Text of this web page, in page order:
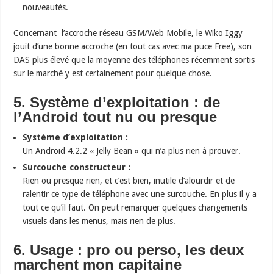
nouveautés.
Concernant l’accroche réseau GSM/Web Mobile, le Wiko Iggy
jouit d’une bonne accroche (en tout cas avec ma puce Free), son
DAS plus élevé que la moyenne des téléphones récemment sortis
sur le marché y est certainement pour quelque chose.
5. Système d’exploitation : de
l’Android tout nu ou presque
Système d’exploitation :
Un Android 4.2.2 « Jelly Bean » qui n’a plus rien à prouver.
Surcouche constructeur :
Rien ou presque rien, et c’est bien, inutile d’alourdir et de
ralentir ce type de téléphone avec une surcouche. En plus il y a
tout ce qu’il faut. On peut remarquer quelques changements
visuels dans les menus, mais rien de plus.
6. Usage : pro ou perso, les deux
marchent mon capitaine